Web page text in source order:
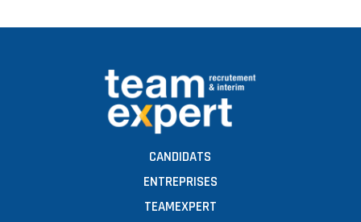
CANDIDATS
ENTREPRISES
TEAMEXPERT